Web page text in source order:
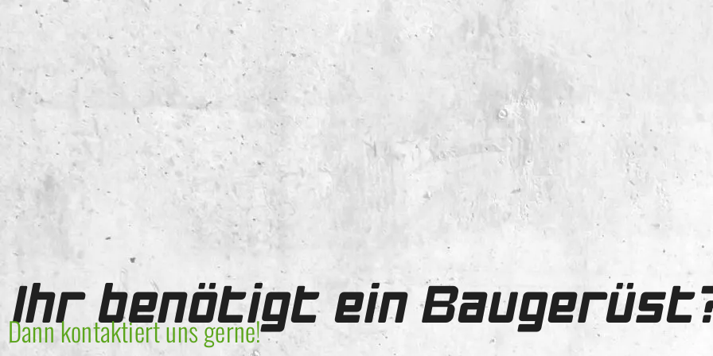
Ihr benötigt ein
Dann kontaktiert uns gerne!